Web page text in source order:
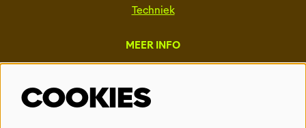
Techniek
MEER INFO
Vacatures
Events & Partnerships
COOKIES